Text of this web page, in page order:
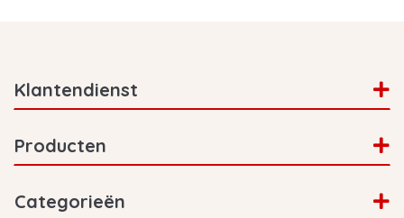
Klantendienst
Producten
Categorieën